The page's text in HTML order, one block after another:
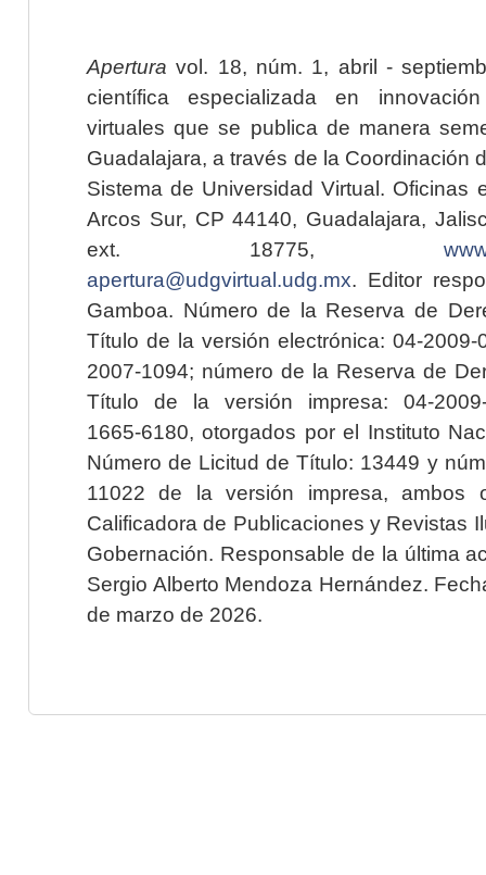
Apertura vol. 18, núm. 1, abril -
científica especializada en
virtuales que se publica de manera
Guadalajara, a través de la Coordinación
Sistema de Universidad Virtual. Oficinas
Arcos Sur, CP 44140, Guadalajara,
ext. 18775,
apertura@udgvirtual.udg.mx. Editor
Gamboa. Número de la Reserva de
Título de la versión electrónica: 04-2009-
2007-1094; número de la Reserva de
Título de la versión impresa: 04-2009-
1665-6180, otorgados por el Instituto
Número de Licitud de Título: 13449 y
11022 de la versión impresa, ambos
Calificadora de Publicaciones y Revistas
Gobernación. Responsable de la última
Sergio Alberto Mendoza Hernández.
de marzo de 2026.